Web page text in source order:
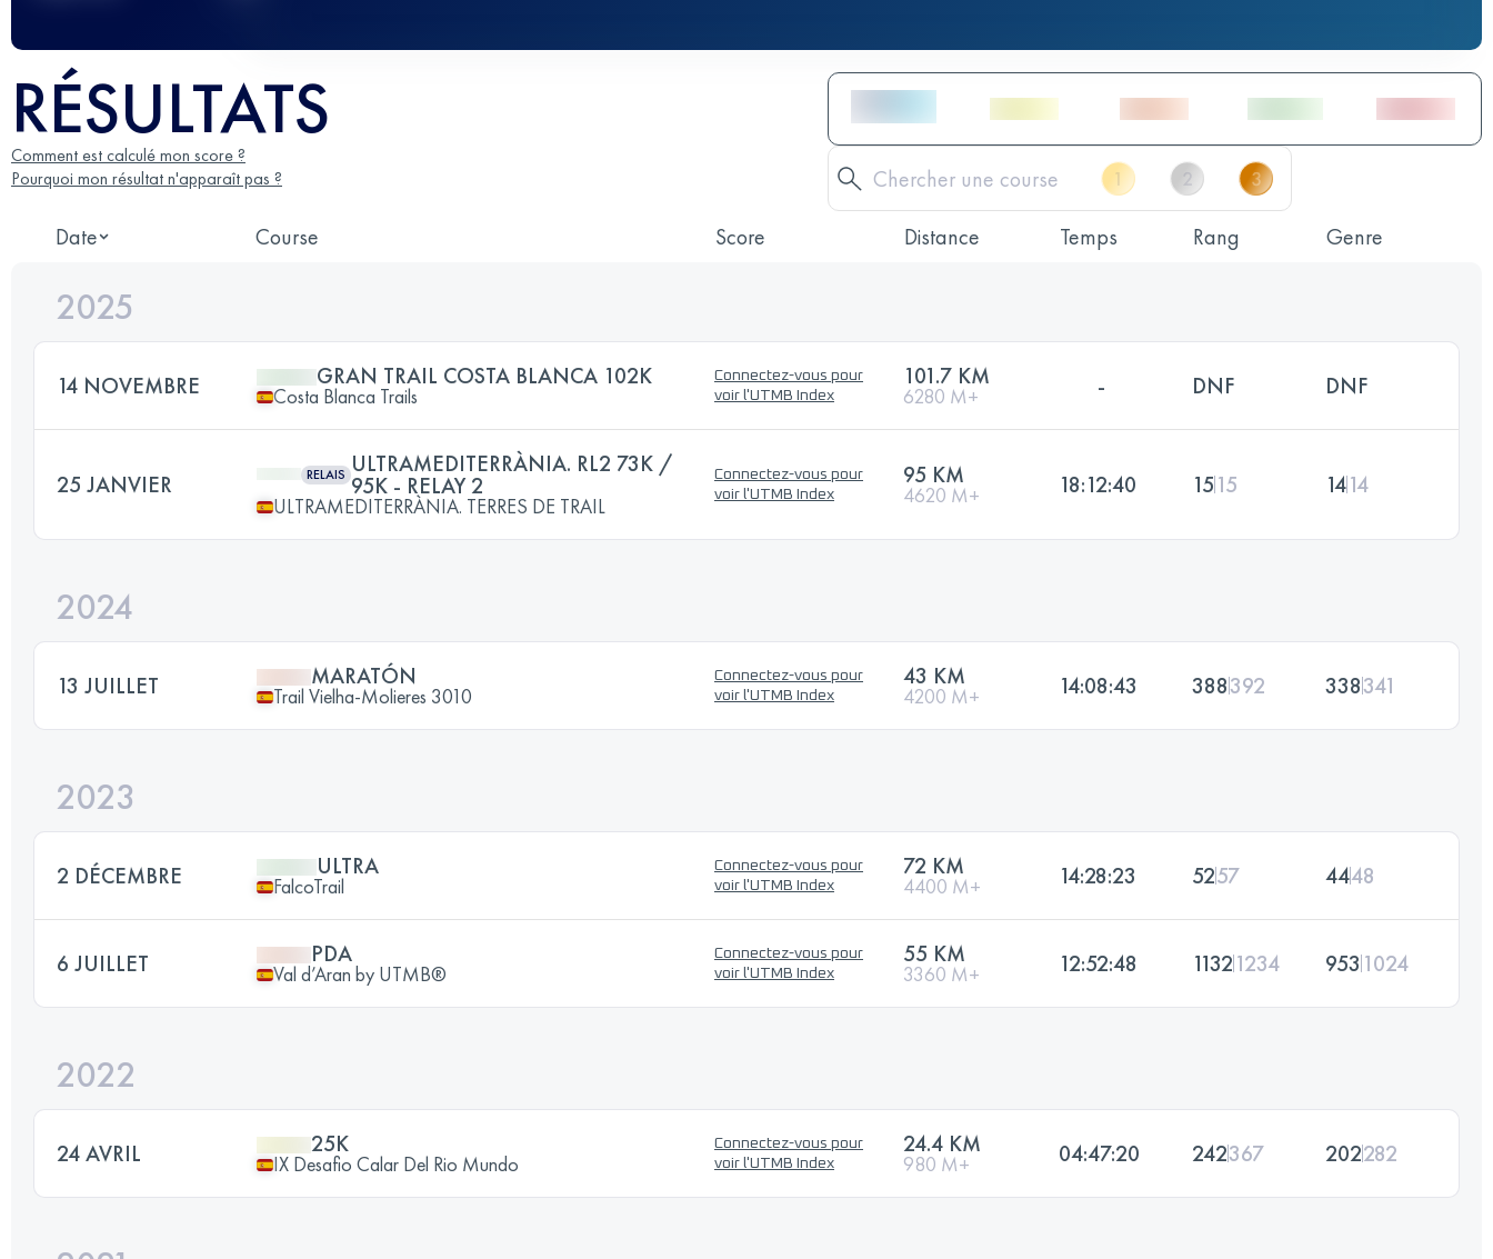
RÉSULTATS
Comment est calculé mon score ?
Pourquoi mon résultat n'apparaît pas ?
Date Course Score Distance Temps Rang Genre
2025
14 NOVEMBRE GRAN TRAIL COSTA BLANCA 102K
Costa Blanca Trails
Connectez-vous pour
voir l'UTMB Index
101.7 KM
6280 M+ - DNF DNF
25 JANVIER RELAIS ULTRAMEDITERRÀNIA. RL2 73K /
95K - RELAY 2
ULTRAMEDITERRÀNIA. TERRES DE TRAIL
Connectez-vous pour
voir l'UTMB Index
95 KM
4620 M+ 18:12:40 1515 1414
2024
13 JUILLET MARATÓN
Trail Vielha-Molieres 3010
Connectez-vous pour
voir l'UTMB Index
43 KM
4200 M+ 14:08:43 388392 338341
2023
2 DÉCEMBRE ULTRA
FalcoTrail
Connectez-vous pour
voir l'UTMB Index
72 KM
4400 M+ 14:28:23 5257 4448
6 JUILLET PDA
Val d’Aran by UTMB®
Connectez-vous pour
voir l'UTMB Index
55 KM
3360 M+ 12:52:48 11321234 953 1024
2022
24 AVRIL 25K
IX Desafio Calar Del Rio Mundo
Connectez-vous pour
voir l'UTMB Index
24.4 KM
980 M+ 04:47:20 242367 202282